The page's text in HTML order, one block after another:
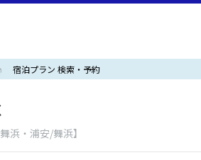
宿泊プラン 検索・予約
浜・浦安/舞浜】